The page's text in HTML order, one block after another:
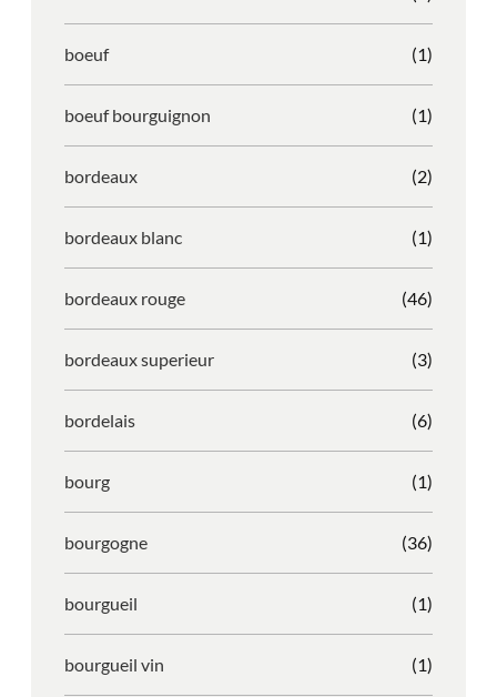
boeuf (1)
boeuf bourguignon (1)
bordeaux (2)
bordeaux blanc (1)
bordeaux rouge (46)
bordeaux superieur (3)
bordelais (6)
bourg (1)
bourgogne (36)
bourgueil (1)
bourgueil vin (1)